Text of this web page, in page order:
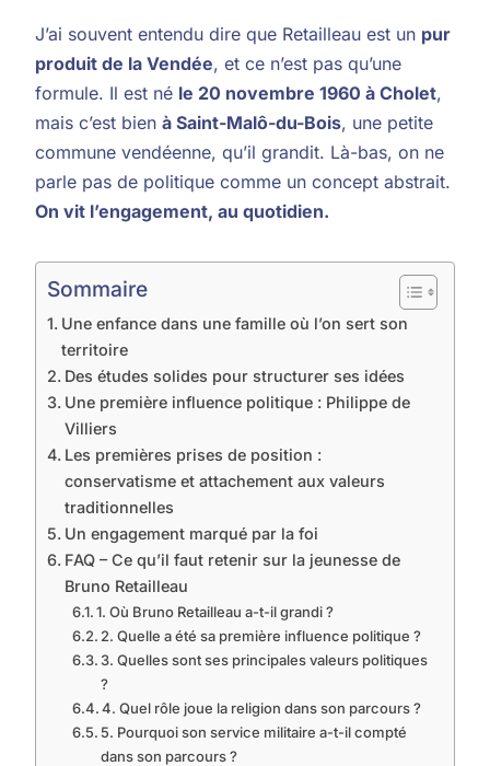
J’ai souvent entendu dire que Retailleau est un pur
produit de la Vendée, et ce n’est pas qu’une
formule. Il est né le 20 novembre 1960 à Cholet,
mais c’est bien à Saint-Malô-du-Bois, une petite
commune vendéenne, qu’il grandit. Là-bas, on ne
parle pas de politique comme un concept abstrait.
On vit l’engagement, au quotidien.
Sommaire
Une enfance dans une famille où l’on sert son
territoire
Des études solides pour structurer ses idées
Une première influence politique : Philippe de
Villiers
Les premières prises de position :
conservatisme et attachement aux valeurs
traditionnelles
Un engagement marqué par la foi
FAQ – Ce qu’il faut retenir sur la jeunesse de
Bruno Retailleau
1. Où Bruno Retailleau a-t-il grandi ?
2. Quelle a été sa première influence politique ?
3. Quelles sont ses principales valeurs politiques
?
4. Quel rôle joue la religion dans son parcours ?
5. Pourquoi son service militaire a-t-il compté
dans son parcours ?